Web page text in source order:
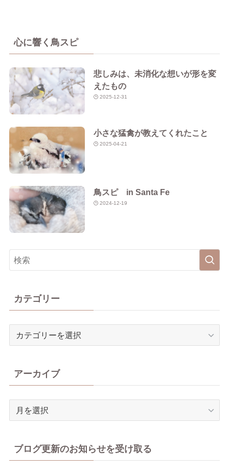
心に響く鳥スピ
悲しみは、未消化な想いが形を変
えたもの
2025-12-31
小さな猛禽が教えてくれたこと
2025-04-21
鳥スピ in Santa Fe
2024-12-19
カテゴリー
リ
ー
アーカイブ
ブ
ブログ更新のお知らせを受け取る